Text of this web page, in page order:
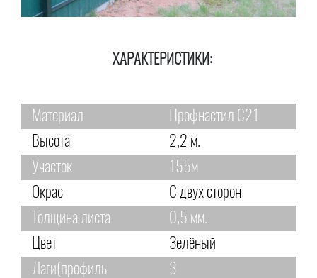
ХАРАКТЕРИСТИКИ:
Материал
Профнастил С21
Высота
2,2 м.
Участок
155м
Окрас
С двух сторон
Толщина листа
0,5 мм.
Цвет
Зелёный
Лаги(профиль
3